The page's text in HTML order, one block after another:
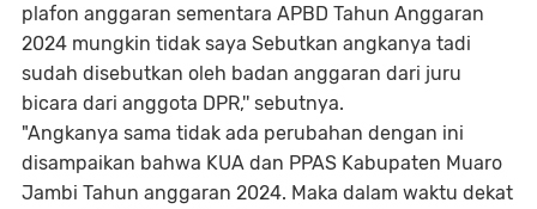
plafon anggaran sementara APBD Tahun Anggaran
2024 mungkin tidak saya Sebutkan angkanya tadi
sudah disebutkan oleh badan anggaran dari juru
bicara dari anggota DPR,'' sebutnya.
"Angkanya sama tidak ada perubahan dengan ini
disampaikan bahwa KUA dan PPAS Kabupaten Muaro
Jambi Tahun anggaran 2024. Maka dalam waktu dekat